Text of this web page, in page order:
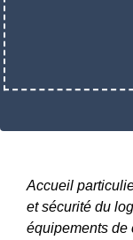
Accueil
et sécurité du
équipements de